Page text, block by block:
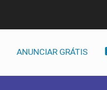
ANUNCIAR GRÁTIS